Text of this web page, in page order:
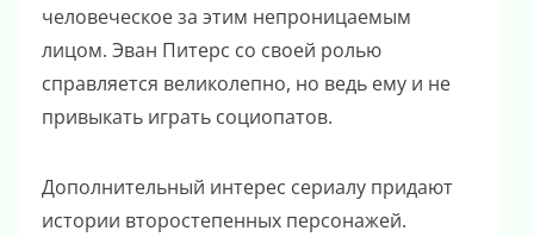
человеческое за этим непроницаемым
лицом. Эван Питерс со своей ролью
справляется великолепно, но ведь ему и не
привыкать играть социопатов.
Дополнительный интерес сериалу придают
истории второстепенных персонажей.